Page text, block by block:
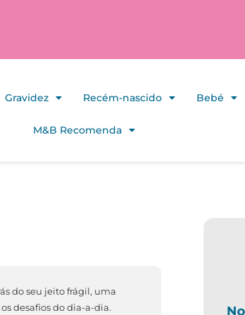
Gravidez Recém-nascido Bebé
M&B Recomenda
do seu jeito frágil, uma
desafios do dia-a-dia.